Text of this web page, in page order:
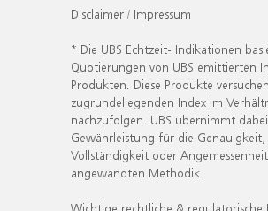
Disclaimer / Impressum
* Die UBS Echtzeit- Indikationen
Quotierungen von UBS emittierten
Produkten. Diese Produkte
zugrundeliegenden Index im
nachzufolgen. UBS übernimmt
Gewährleistung für die Genauigkeit,
Vollständigkeit oder
angewandten Methodik.